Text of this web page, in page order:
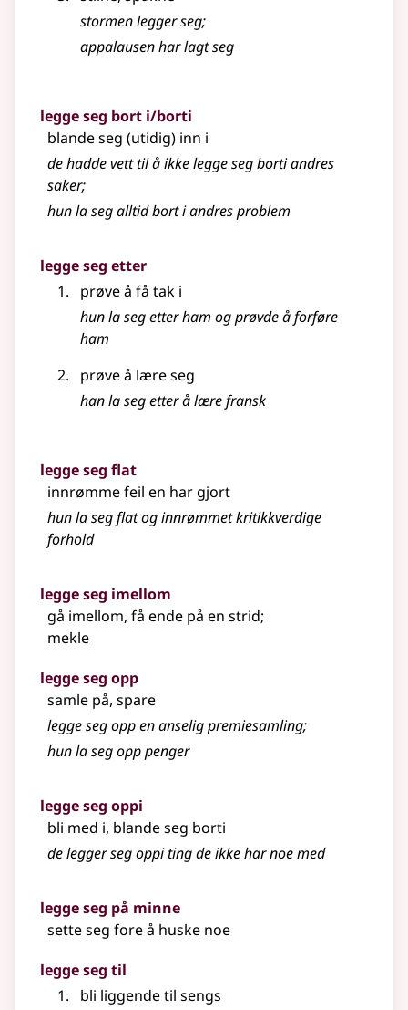
stormen legger seg;
appalausen har lagt seg
legge seg bort i/borti
blande seg (utidig) inn i
de hadde vett til å ikke legge seg borti andres
saker;
hun la seg alltid bort i andres problem
legge seg etter
prøve å få tak i
hun la seg etter ham og prøvde å forføre
ham
prøve å lære seg
han la seg etter å lære fransk
legge seg flat
innrømme feil en har gjort
hun la seg flat og innrømmet kritikkverdige
forhold
legge seg imellom
gå imellom, få ende på en strid;
mekle
legge seg opp
samle på, spare
legge seg opp en anselig premiesamling;
hun la seg opp penger
legge seg oppi
bli med i, blande seg borti
de legger seg oppi ting de ikke har noe med
legge seg på minne
sette seg fore å huske noe
legge seg til
bli liggende til sengs